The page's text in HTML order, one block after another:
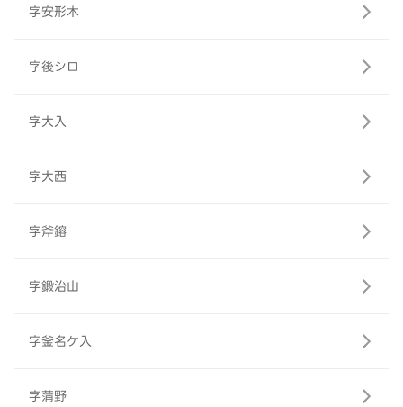
字安形木
字後シロ
字大入
字大西
字斧鎔
字鍛治山
字釜名ケ入
字蒲野